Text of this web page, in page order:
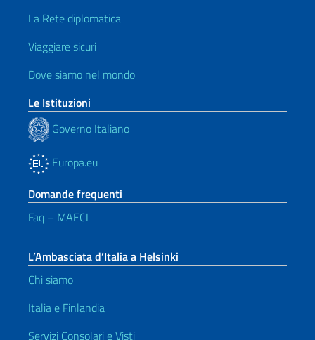
La Rete diplomatica
Viaggiare sicuri
Dove siamo nel mondo
Le Istituzioni
Governo Italiano
Europa.eu
Domande frequenti
Faq – MAECI
L’Ambasciata d’Italia a Helsinki
Chi siamo
Italia e Finlandia
Servizi Consolari e Visti